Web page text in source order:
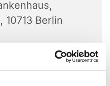
10713 Berlin